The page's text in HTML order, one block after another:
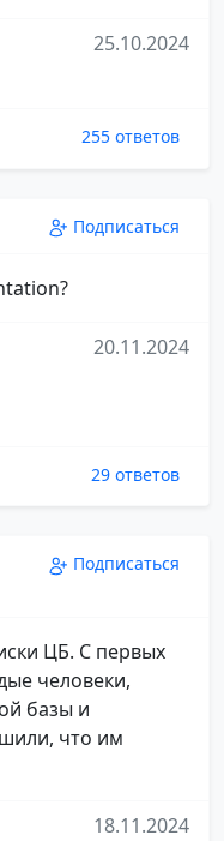
25.10.2024
255 ответов
Подписаться
20.11.2024
29 ответов
Подписаться
ЦБ. С первых
человеки,
базы и
что им
18.11.2024